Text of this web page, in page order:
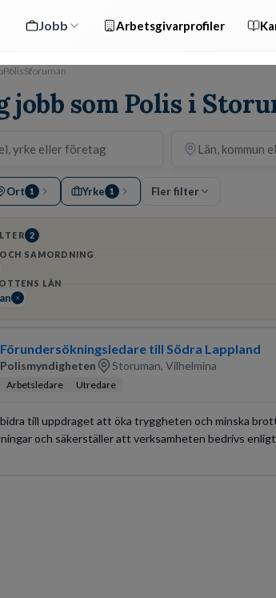
Jobb Arbetsgivarprofiler
PolisStoruman
jobb som Polis i
Ort 1 Yrke 1 Fler filter
2
SAMORDNING
LÄN
Förundersökningsledare till Södra Lappland
Polismyndigheten Storuman, Vilhelmina
Arbetsledare Utredare
till uppdraget att öka tryggheten och minska
och säkerställer att verksamheten bedrivs